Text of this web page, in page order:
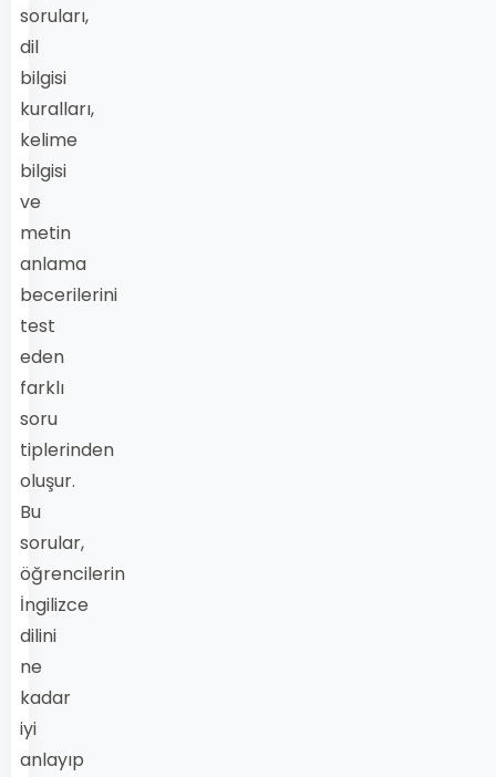
soruları,
dil
bilgisi
kuralları,
kelime
bilgisi
ve
metin
anlama
becerilerini
test
eden
farklı
soru
tiplerinden
oluşur.
Bu
sorular,
öğrencilerin
İngilizce
dilini
ne
kadar
iyi
anlayıp